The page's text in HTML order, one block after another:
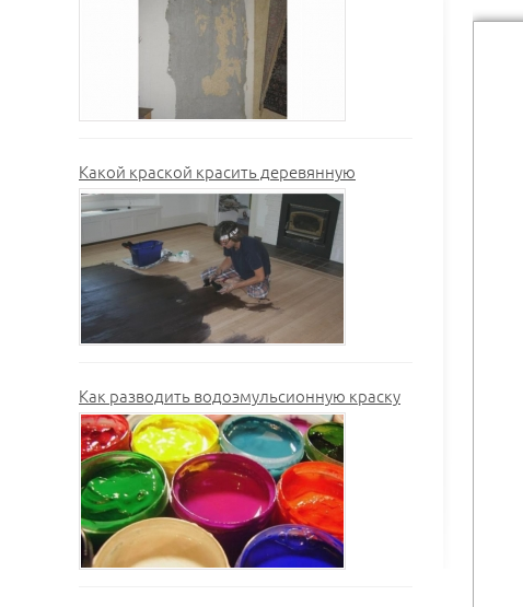
Какой краской красить деревянную
Как разводить водоэмульсионную краску